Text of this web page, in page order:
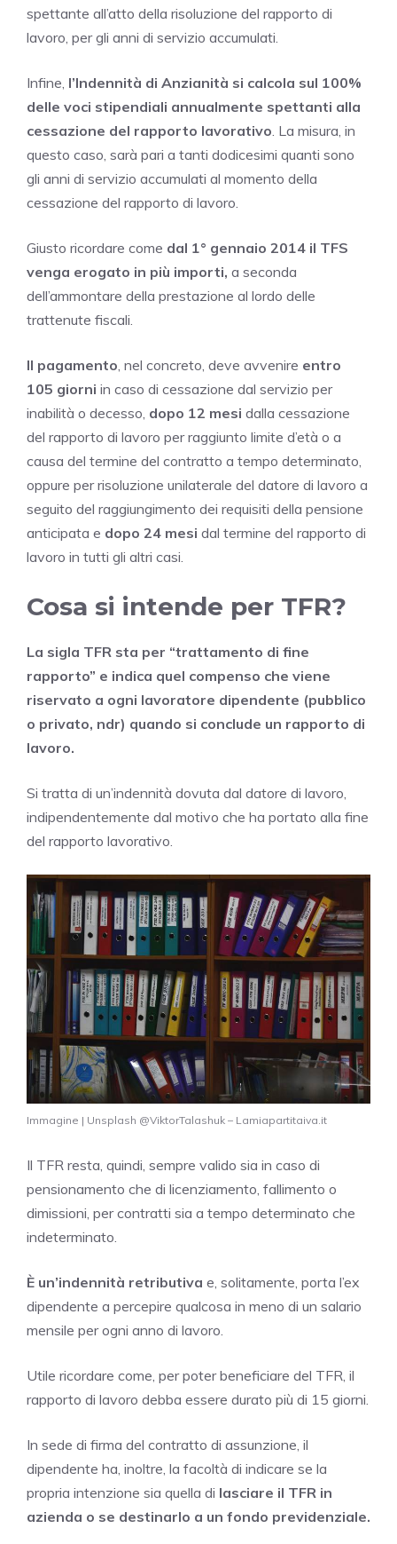
spettante all’atto della risoluzione del rapporto di
lavoro, per gli anni di servizio accumulati.
Infine, l’Indennità di Anzianità si calcola sul 100%
delle voci stipendiali annualmente spettanti alla
cessazione del rapporto lavorativo . La misura, in
questo caso, sarà pari a tanti dodicesimi quanti sono
gli anni di servizio accumulati al momento della
cessazione del rapporto di lavoro.
Giusto ricordare come dal 1° gennaio 2014 il TFS
venga erogato in più importi, a seconda
dell’ammontare della prestazione al lordo delle
trattenute fiscali.
Il pagamento , nel concreto, deve avvenire entro
105 giorni in caso di cessazione dal servizio per
inabilità o decesso, dopo 12 mesi dalla cessazione
del rapporto di lavoro per raggiunto limite d’età o a
causa del termine del contratto a tempo determinato,
oppure per risoluzione unilaterale del datore di lavoro a
seguito del raggiungimento dei requisiti della pensione
anticipata e dopo 24 mesi dal termine del rapporto di
lavoro in tutti gli altri casi.
Cosa si intende per TFR?
La sigla TFR sta per “trattamento di fine
rapporto” e indica quel compenso che viene
riservato a ogni lavoratore dipendente (pubblico
o privato, ndr) quando si conclude un rapporto di
lavoro.
Si tratta di un’indennità dovuta dal datore di lavoro,
indipendentemente dal motivo che ha portato alla fine
del rapporto lavorativo.
Immagine | Unsplash @ViktorTalashuk – Lamiapartitaiva.it
Il TFR resta, quindi, sempre valido sia in caso di
pensionamento che di licenziamento, fallimento o
dimissioni, per contratti sia a tempo determinato che
indeterminato.
È un’indennità retributiva e, solitamente, porta l’ex
dipendente a percepire qualcosa in meno di un salario
mensile per ogni anno di lavoro.
Utile ricordare come, per poter beneficiare del TFR, il
rapporto di lavoro debba essere durato più di 15 giorni.
In sede di firma del contratto di assunzione, il
dipendente ha, inoltre, la facoltà di indicare se la
propria intenzione sia quella di lasciare il TFR in
azienda o se destinarlo a un fondo previdenziale.